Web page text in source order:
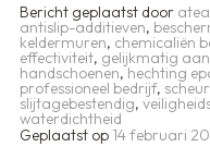
Bericht geplaatst door
antislip-additieven,
keldermuren, chemicaliën
effectiviteit, gelijkmatig
handschoenen,hechting
professioneel bedrijf,
slijtagebestendig,
waterdichtheid
Geplaatst op 14 februari